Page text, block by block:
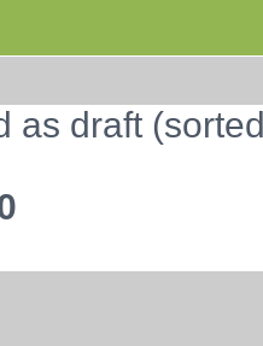
as draft